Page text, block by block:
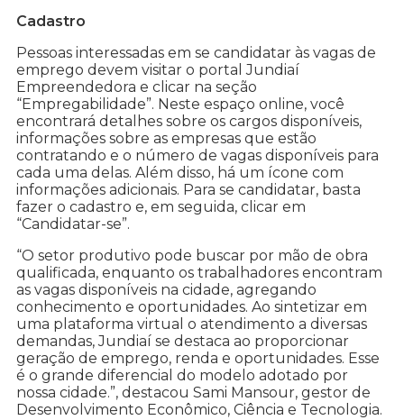
Cadastro
Pessoas interessadas em se candidatar às vagas de
emprego devem visitar o portal Jundiaí
Empreendedora e clicar na seção
“Empregabilidade”. Neste espaço online, você
encontrará detalhes sobre os cargos disponíveis,
informações sobre as empresas que estão
contratando e o número de vagas disponíveis para
cada uma delas. Além disso, há um ícone com
informações adicionais. Para se candidatar, basta
fazer o cadastro e, em seguida, clicar em
“Candidatar-se”.
“O setor produtivo pode buscar por mão de obra
qualificada, enquanto os trabalhadores encontram
as vagas disponíveis na cidade, agregando
conhecimento e oportunidades. Ao sintetizar em
uma plataforma virtual o atendimento a diversas
demandas, Jundiaí se destaca ao proporcionar
geração de emprego, renda e oportunidades. Esse
é o grande diferencial do modelo adotado por
nossa cidade.”, destacou Sami Mansour, gestor de
Desenvolvimento Econômico, Ciência e Tecnologia.